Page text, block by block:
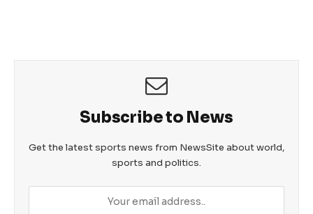
er
Subscribe to News
Get the latest sports news from NewsSite about world,
sports and politics.